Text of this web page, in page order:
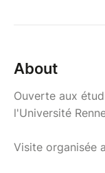
About
Ouverte aux
l'Université
Visite organisée